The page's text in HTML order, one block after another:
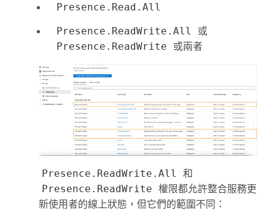
Presence.Read.All
Presence.ReadWrite.All 或
Presence.ReadWrite 或兩者
Presence.ReadWrite.All 和
Presence.ReadWrite 權限都允許整合服務更
新使用者的線上狀態，但它們的範圍不同：